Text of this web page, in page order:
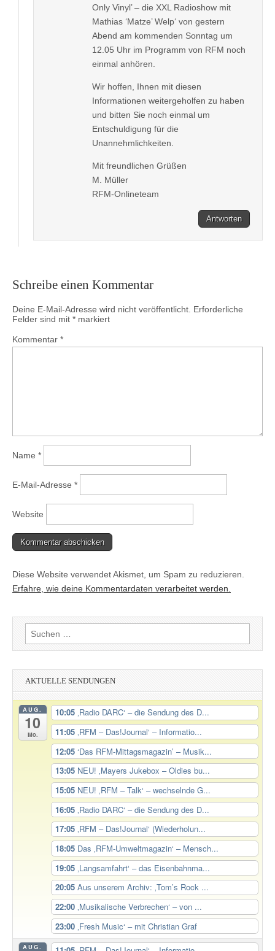
Only Vinyl’ – die XXL Radioshow mit
Mathias ‘Matze’ Welp‘ von gestern
Abend am kommenden Sonntag um
12.05 Uhr im Programm von RFM noch
einmal anhören.
Wir hoffen, Ihnen mit diesen
Informationen weitergeholfen zu haben
und bitten Sie noch einmal um
Entschuldigung für die
Unannehmlichkeiten.
Mit freundlichen Grüßen
M. Müller
RFM-Onlineteam
Antworten
Schreibe einen Kommentar
Deine E-Mail-Adresse wird nicht veröffentlicht. Erforderliche
Felder sind mit * markiert
Kommentar *
Name *
E-Mail-Adresse *
Website
Diese Website verwendet Akismet, um Spam zu reduzieren.
Erfahre, wie deine Kommentardaten verarbeitet werden.
Suchen
nach:
AKTUELLE SENDUNGEN
AUG.
10
Mo.
10:05 ‚Radio DARC‘ – die Sendung des D...
11:05 ‚RFM – Das!Journal‘ – Informatio...
12:05 ‘Das RFM-Mittagsmagazin’ – Musik...
13:05 NEU! ‚Mayers Jukebox – Oldies bu...
15:05 NEU! ‚RFM – Talk‘ – wechselnde G...
16:05 ‚Radio DARC‘ – die Sendung des D...
17:05 ‚RFM – Das!Journal‘ (Wiederholun...
18:05 Das ‚RFM-Umweltmagazin‘ – Mensch...
19:05 ‚Langsamfahrt‘ – das Eisenbahnma...
20:05 Aus unserem Archiv: ‚Tom’s Rock ...
22:00 ‚Musikalische Verbrechen‘ – von ...
23:00 ‚Fresh Music‘ – mit Christian Graf
AUG.